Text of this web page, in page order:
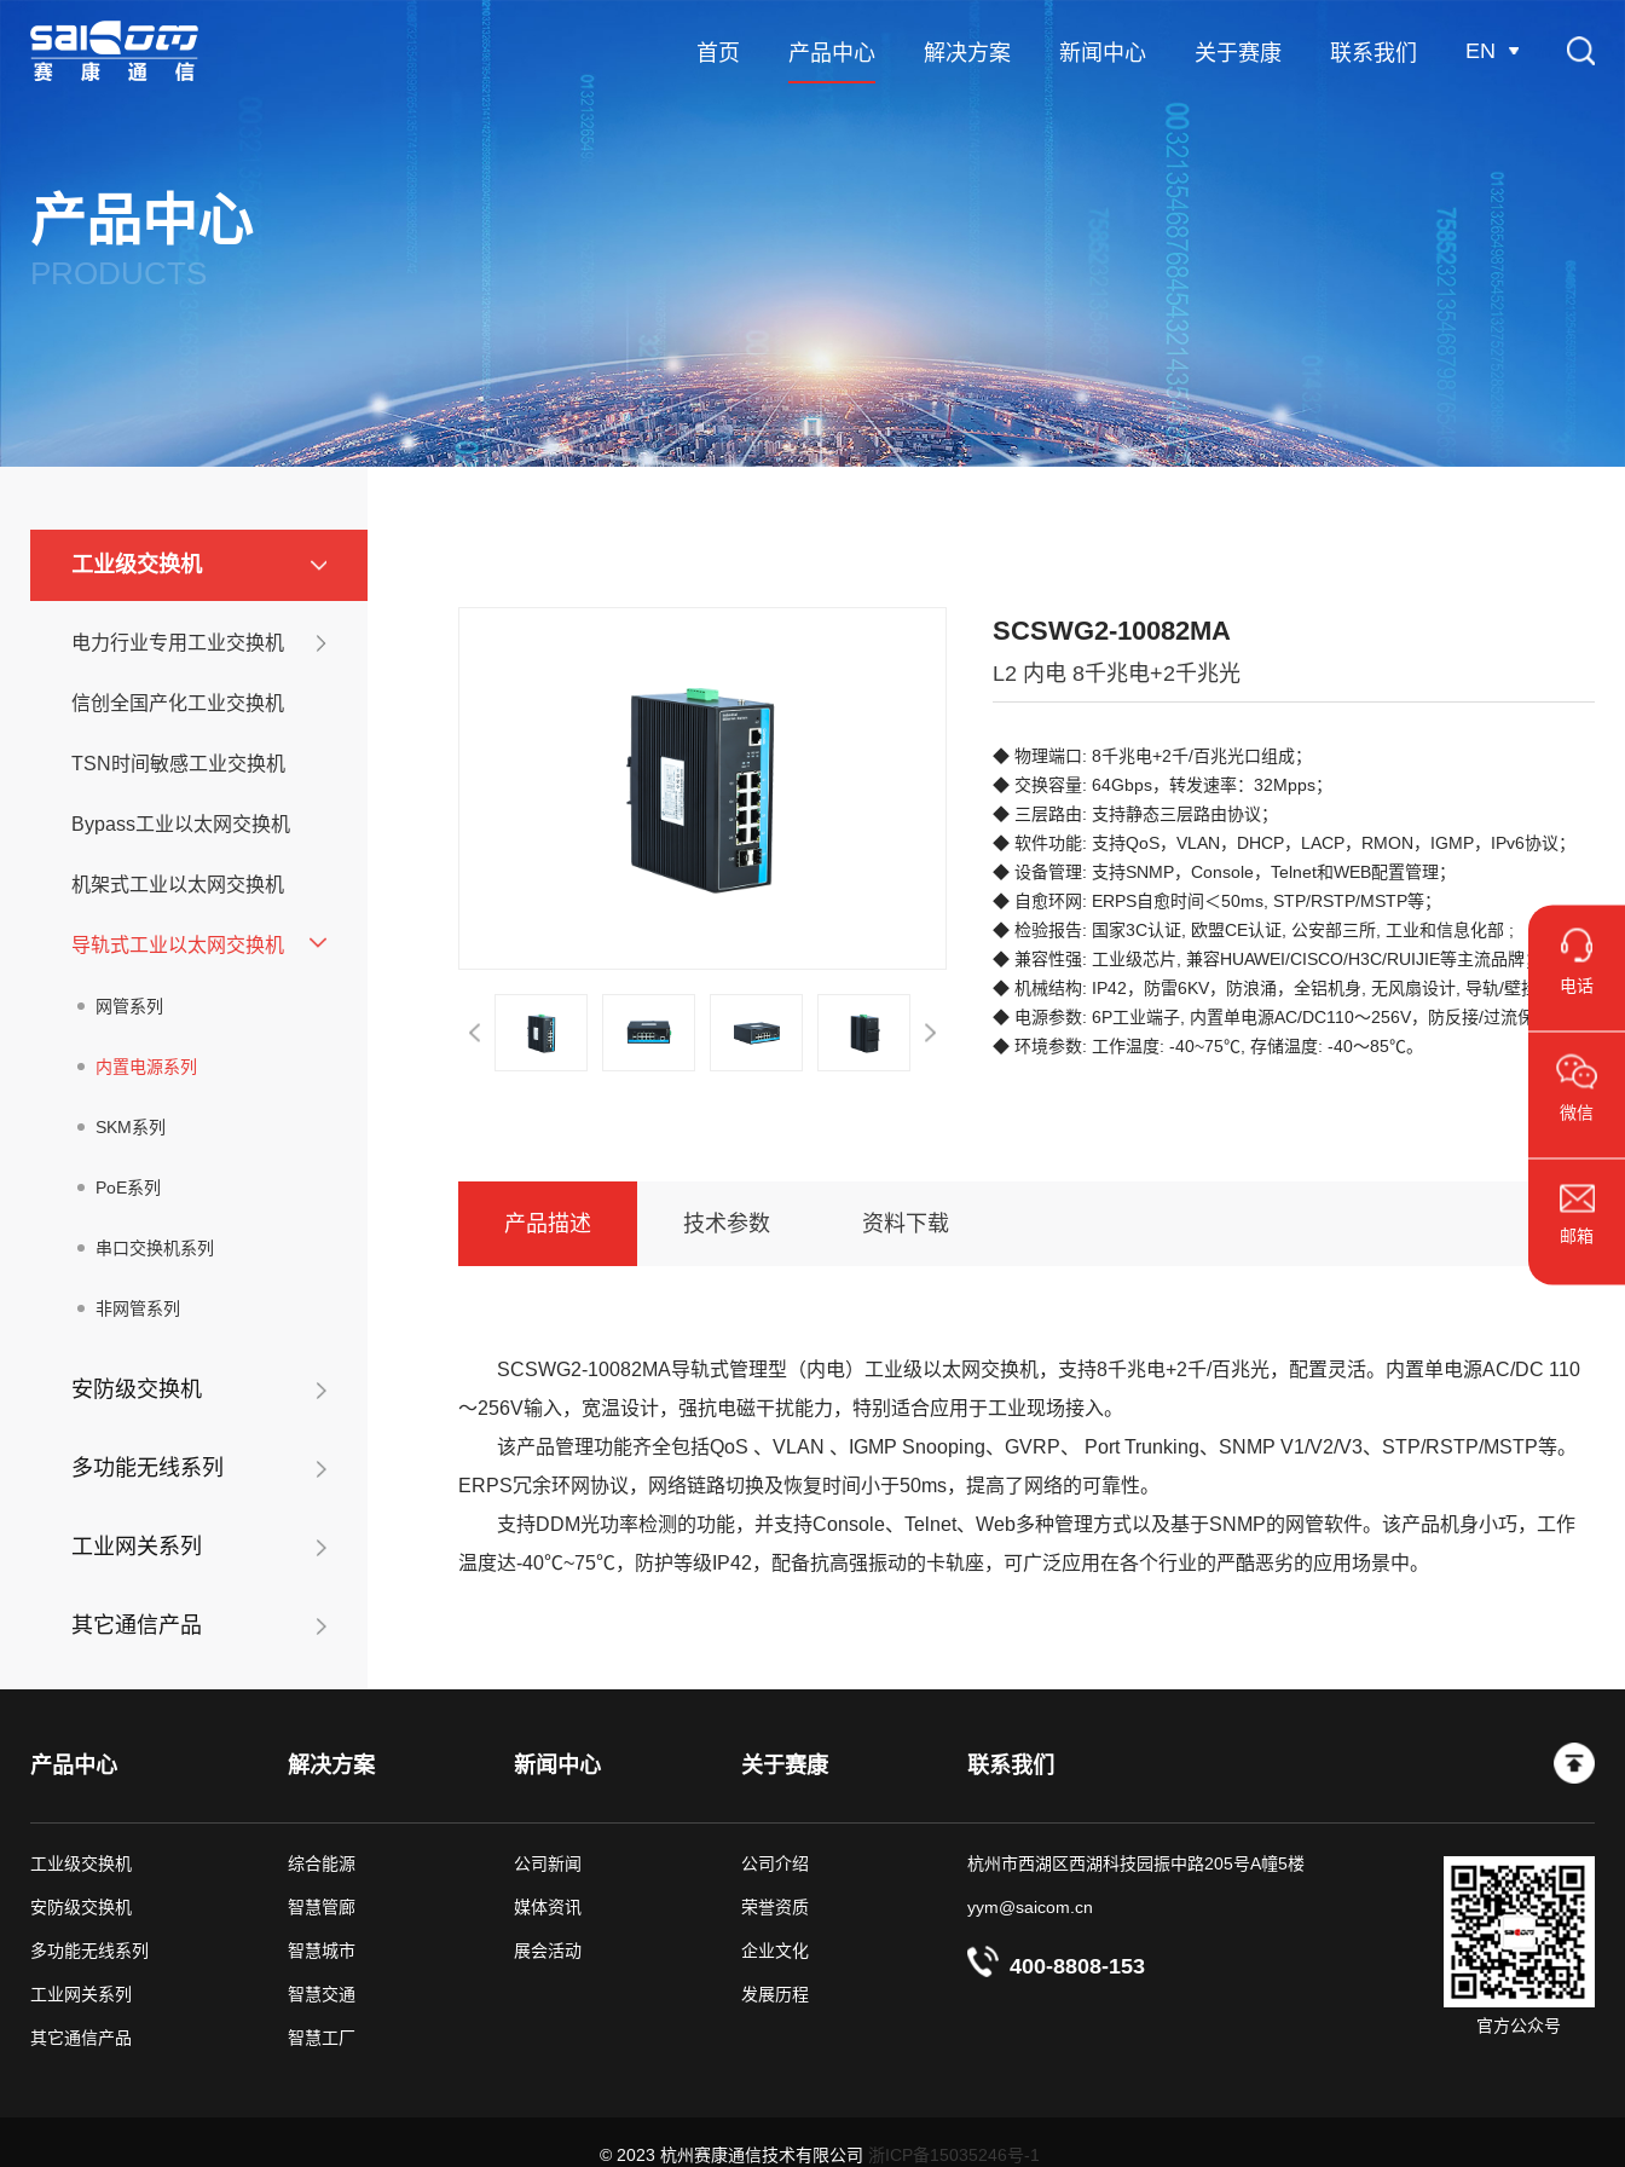
首页 产品中心 解决方案 新闻中心 关于赛康 联系我们 EN
产品中心
PRODUCTS
工业级交换机
电力行业专用工业交换机
信创全国产化工业交换机
TSN时间敏感工业交换机
Bypass工业以太网交换机
机架式工业以太网交换机
导轨式工业以太网交换机
网管系列
内置电源系列
SKM系列
PoE系列
串口交换机系列
非网管系列
安防级交换机
多功能无线系列
工业网关系列
其它通信产品
SCSWG2-10082MA
L2 内电 8千兆电+2千兆光
◆ 物理端口: 8千兆电+2千/百兆光口组成；
◆ 交换容量: 64Gbps，转发速率：32Mpps；
◆ 三层路由: 支持静态三层路由协议；
◆ 软件功能: 支持QoS，VLAN，DHCP，LACP，RMON，IGMP，IPv6协议；
◆ 设备管理: 支持SNMP，Console，Telnet和WEB配置管理；
◆ 自愈环网: ERPS自愈时间＜50ms, STP/RSTP/MSTP等；
◆ 检验报告: 国家3C认证, 欧盟CE认证, 公安部三所, 工业和信息化部 ;
◆ 兼容性强: 工业级芯片, 兼容HUAWEI/CISCO/H3C/RUIJIE等主流品牌；
◆ 机械结构: IP42，防雷6KV，防浪涌，全铝机身, 无风扇设计, 导轨/壁挂式；
◆ 电源参数: 6P工业端子, 内置单电源AC/DC110～256V，防反接/过流保护；
◆ 环境参数: 工作温度: -40~75℃, 存储温度: -40～85℃。
产品描述 技术参数 资料下载
SCSWG2-10082MA导轨式管理型（内电）工业级以太网交换机，支持8千兆电+2千/百兆光，配置灵活。内置单电源AC/DC 110
～256V输入，宽温设计，强抗电磁干扰能力，特别适合应用于工业现场接入。
该产品管理功能齐全包括QoS 、VLAN 、IGMP Snooping、GVRP、 Port Trunking、SNMP V1/V2/V3、STP/RSTP/MSTP等。
ERPS冗余环网协议，网络链路切换及恢复时间小于50ms，提高了网络的可靠性。
支持DDM光功率检测的功能，并支持Console、Telnet、Web多种管理方式以及基于SNMP的网管软件。该产品机身小巧，工作
温度达-40℃~75℃，防护等级IP42，配备抗高强振动的卡轨座，可广泛应用在各个行业的严酷恶劣的应用场景中。
产品中心
工业级交换机
安防级交换机
多功能无线系列
工业网关系列
其它通信产品
解决方案
综合能源
智慧管廊
智慧城市
智慧交通
智慧工厂
新闻中心
公司新闻
媒体资讯
展会活动
关于赛康
公司介绍
荣誉资质
企业文化
发展历程
联系我们
杭州市西湖区西湖科技园振中路205号A幢5楼
yym@saicom.cn
400-8808-153
官方公众号
© 2023 杭州赛康通信技术有限公司 浙ICP备15035246号-1
电话
微信
邮箱